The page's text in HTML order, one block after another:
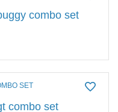
combo set
combo set